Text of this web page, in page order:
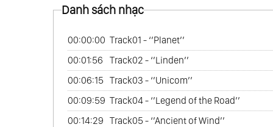
42.Hành Trình Thiêng Liêng Của Ku-
43.Hành Trình Thiêng Liêng Của Ku-Kai
44.Hành Trình Thiêng Liêng Của Ku-
45.Ninja Scroll
46.Vườn Tâm Linh - Spiritual Garden
47.Kitaro Chủ Lực - The Essential Kitaro
Danh sách nhạc
00:00:00 Track01 - ‘’Planet’’
00:01:56
Track02 - ‘’Linden’’
00:06:15 Track03 - ‘’Unicom’’
00:09:59 Track04 - ‘’Legend of the Road’’
00:14:29 Track05 - ‘’Ancient of Wind’’